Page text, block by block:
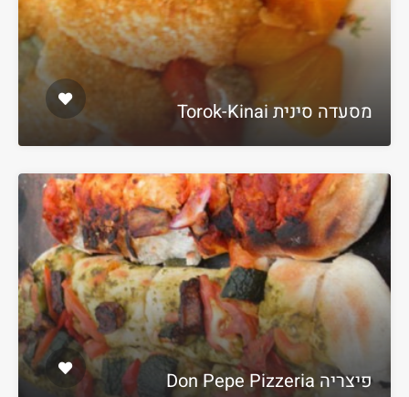
מסעדה סינית Torok-Kinai
פיצריה Don Pepe Pizzeria